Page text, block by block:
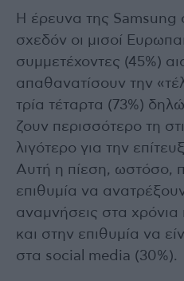
Η έρευνα της Samsung
σχεδόν οι μισοί
συμμετέχοντες (45%)
απαθανατίσουν την
τρία τέταρτα (73%)
ζουν περισσότερο τη
λιγότερο για την
Αυτή η πίεση, ωστόσο,
επιθυμία να
αναμνήσεις στα
και στην επιθυμία να
στα social media (30%).